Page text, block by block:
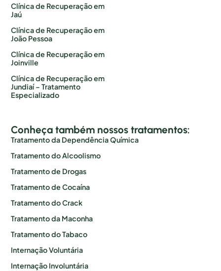
Clínica de Recuperação em
Jaú
Clínica de Recuperação em
João Pessoa
Clínica de Recuperação em
Joinville
Clínica de Recuperação em
Jundiaí – Tratamento
Especializado
Conheça também nossos tratamentos:
Tratamento da Dependência Química
Tratamento do Alcoolismo
Tratamento de Drogas
Tratamento de Cocaína
Tratamento do Crack
Tratamento da Maconha
Tratamento do Tabaco
Internação Voluntária
Internação Involuntária